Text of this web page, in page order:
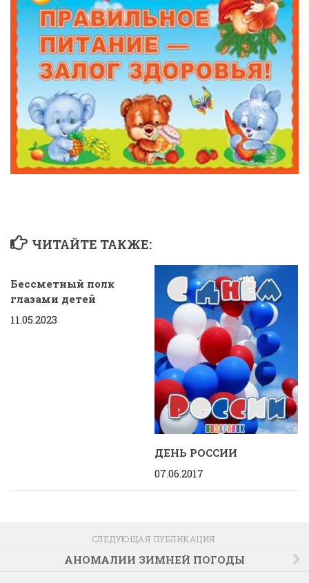
ЧИТАЙТЕ ТАКЖЕ:
Бессметный полк
глазами детей
11.05.2023
ДЕНЬ РОССИИ
07.06.2017
СЛЕДУЮЩАЯ ПУБЛИКАЦИЯ
АНОМАЛИИ ЗИМНЕЙ ПОГОДЫ